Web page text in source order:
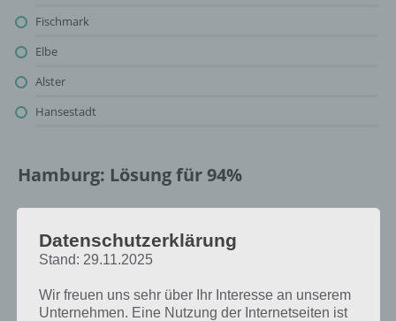
Fischmark
Elbe
Alster
Hansestadt
Hamburg: Lösung für 94%
Oben findest du bereits die Lösung rund um Hamburg. Da die
Reihenfolge bei jedem Spieler anders ist, können wir dir nicht das
exakte Level anzeigen, weshalb du über unsere Komplettlösung
jedoch trotzdem zu jedem Sachverhalt die entsprechenden
Antworten findest!
Datenschutzerklärung
Stand: 29.11.2025
Wir freuen uns sehr über Ihr Interesse an unserem
Unternehmen. Eine Nutzung der Internetseiten ist